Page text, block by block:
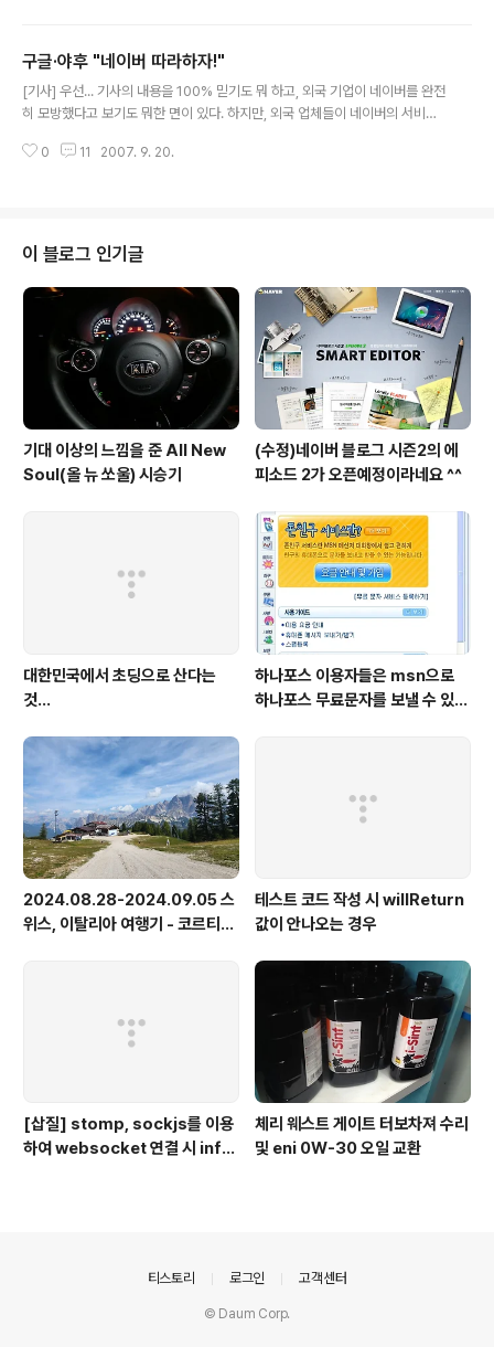
구글·야후 "네이버 따라하자!"
[기사] 우선... 기사의 내용을 100% 믿기도 뭐 하고, 외국 기업이 네이버를 완전
히 모방했다고 보기도 뭐한 면이 있다. 하지만, 외국 업체들이 네이버의 서비스
된다면 조금 아쉬운 면이 있네요. 특허라는 것이 조금만 틀려져도 완벽하게 방
진출하는데 있어서 성공을 꼭 해야 할 듯... 야후의 Answers 서비스가 성공한
것도 안타까운데... 다른 내용들 역시 글로벌 시장에서 먹혀들어간..
0 11 2007. 9. 20.
이 블로그 인기글
기대 이상의 느낌을 준 All New
Soul(올 뉴 쏘울) 시승기
(수정)네이버 블로그 시즌2의 에
피소드 2가 오픈예정이라네요 ^^
대한민국에서 초딩으로 산다는
것...
하나포스 이용자들은 msn으로
하나포스 무료문자를 보낼 수 있게
2024.08.28-2024.09.05 스
위스, 이탈리아 여행기 - 코르티나
테스트 코드 작성 시 willReturn
값이 안나오는 경우
[삽질] stomp, sockjs를 이용
하여 websocket 연결 시 info
체리 웨스트 게이트 터보차져 수리
및 eni 0W-30 오일 교환
티스토리 로그인 고객센터
© Daum Corp.